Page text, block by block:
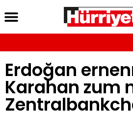
Erdoğan
Karahan zum